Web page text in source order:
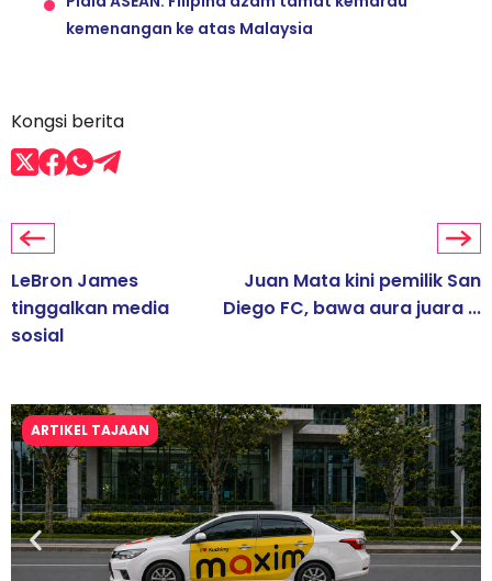
kemenangan ke atas Malaysia
Kongsi berita
LeBron James
tinggalkan media
sosial
Juan Mata kini pemilik San
Diego FC, bawa aura juara ...
ARTIKEL TAJAAN